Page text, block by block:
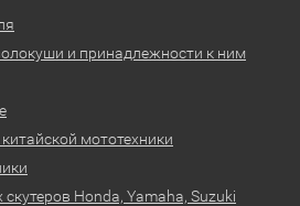
и принадлежности к ним
мототехники
Honda, Yamaha, Suzuki